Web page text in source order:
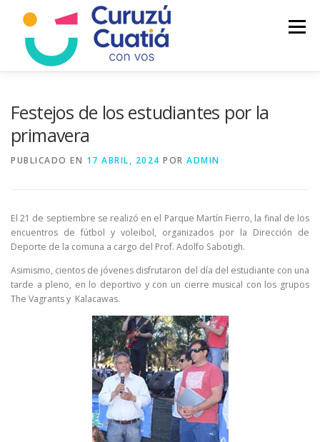
contenido
Menú
Festejos de los estudiantes por la
primavera
PUBLICADO EN 17 ABRIL, 2024 POR ADMIN
El 21 de septiembre se realizó en el Parque Martín Fierro, la final de los
encuentros de fútbol y voleibol, organizados por la Dirección de
Deporte de la comuna a cargo del Prof. Adolfo Sabotigh.
Asimismo, cientos de jóvenes disfrutaron del día del estudiante con una
tarde a pleno, en lo deportivo y con un cierre musical con los grupos
The Vagrants y Kalacawas.